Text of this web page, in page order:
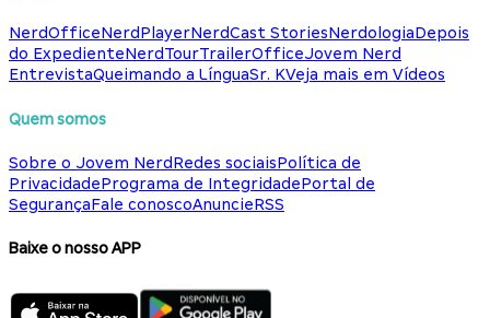
NerdOfficeNerdPlayerNerdCast StoriesNerdologiaDepois
do ExpedienteNerdTourTrailerOfficeJovem Nerd
EntrevistaQueimando a LínguaSr. KVeja mais em Vídeos
Quem somos
Sobre o Jovem NerdRedes sociaisPolítica de
PrivacidadePrograma de IntegridadePortal de
SegurançaFale conoscoAnuncieRSS
Baixe o nosso APP